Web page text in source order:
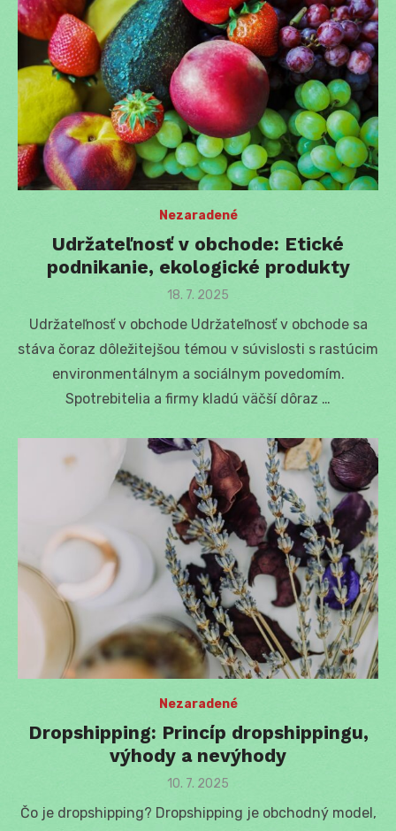
Nezaradené
Udržateľnosť v obchode: Etické
podnikanie, ekologické produkty
Posted
18. 7. 2025
Udržateľnosť v obchode Udržateľnosť v obchode sa
stáva čoraz dôležitejšou témou v súvislosti s rastúcim
environmentálnym a sociálnym povedomím.
Spotrebitelia a firmy kladú väčší dôraz …
Nezaradené
Dropshipping: Princíp dropshippingu,
výhody a nevýhody
Posted
10. 7. 2025
Čo je dropshipping? Dropshipping je obchodný model,